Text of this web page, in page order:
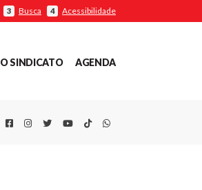
3 Busca 4 Acessibilidade
O SINDICATO AGENDA
FacebookInstagram
TwitterYoutube
TikTokWhatsapp